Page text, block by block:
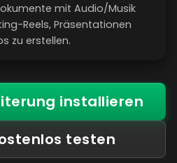
mit Audio/Musik
Reels, Präsentationen
zu erstellen.
installieren
testen